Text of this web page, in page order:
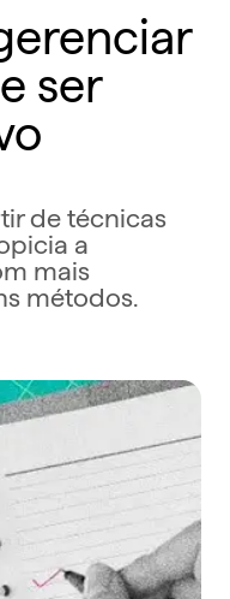
ser
de técnicas
a
mais
métodos.